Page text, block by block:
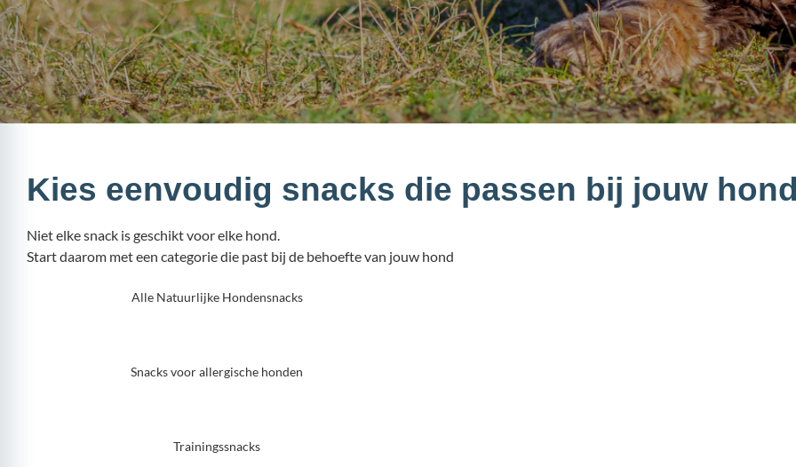
Kies eenvoudig snacks die passen bij jouw
Niet elke snack is geschikt voor elke hond.
Start daarom met een categorie die past bij de behoefte van jouw hond
Alle Natuurlijke Hondensnacks
Snacks voor allergische honden
Trainingssnacks